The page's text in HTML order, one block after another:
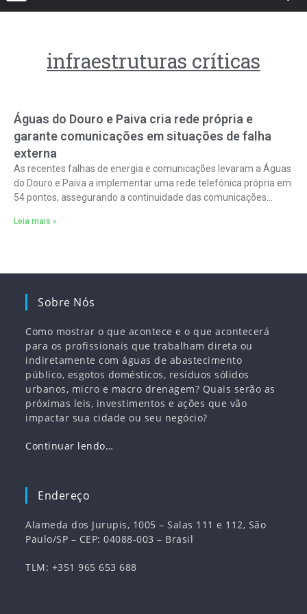
infraestruturas críticas
Águas do Douro e Paiva cria rede própria e
garante comunicações em situações de falha
externa
As recentes falhas de energia e comunicações levaram a Águas
do Douro e Paiva a implementar uma rede telefónica própria em
54 pontos, assegurando a continuidade das comunicações
Leia mais »
Sobre Nós
Como mostrar o que acontece e o que acontecerá
para os profissionais que trabalham direta ou
indiretamente com águas de abastecimento
público, esgotos domésticos, resíduos sólidos
urbanos, micro e macro drenagem? Quais serão as
próximas leis, investimentos e ações que vão
impactar sua cidade ou seu negócio?
Continuar lendo…
Endereço
Alameda dos Jurupis, 1005 – Salas 111 e 112, São
Paulo/SP – CEP: 04088-003 – Brasil
TLM: +351 965 653 688